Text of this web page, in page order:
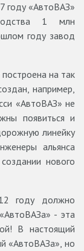
году «АвтоВАЗ»
1 млн
году завод
на так
например,
«АвтоВАЗ» не
появиться и
линейку
альянса
нового
году должно
- эта
В настоящий
«АвтоВАЗа», но